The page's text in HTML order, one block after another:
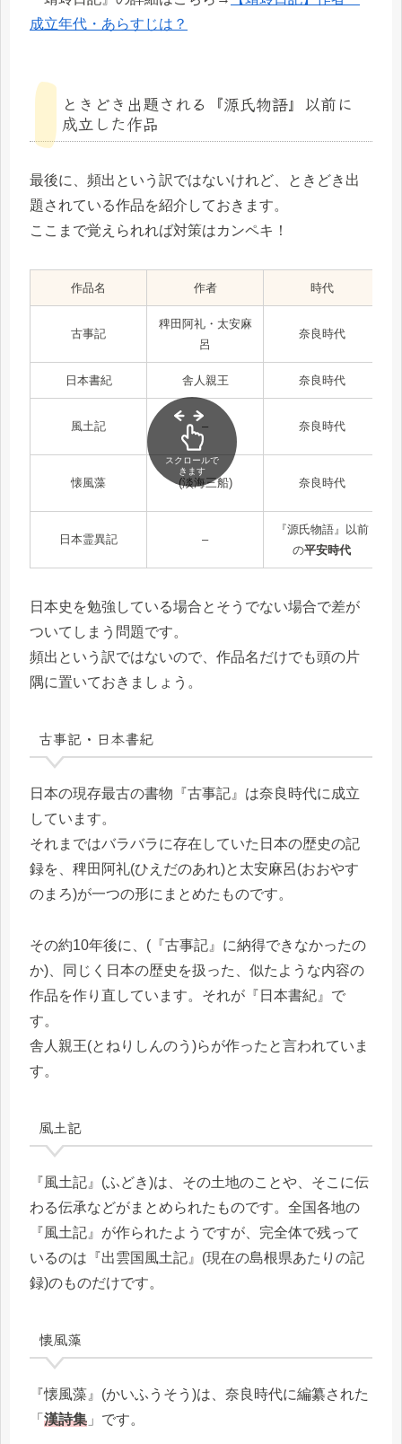
成立年代・あらすじは？
ときどき出題される『源氏物語』以前に
成立した作品
最後に、頻出という訳ではないけれど、ときどき出
題されている作品を紹介しておきます。
ここまで覚えられれば対策はカンペキ！
作品名 作者 時代
古事記
稗田阿礼・太安麻
呂
奈良時代
日本書紀 舎人親王 奈良時代
風土記 – 奈良時代
懐風藻 (淡海三船) 奈良時代
日本霊異記 –
『源氏物語』以前
の平安時代
スクロールで
きます
日本史を勉強している場合とそうでない場合で差が
ついてしまう問題です。
頻出という訳ではないので、作品名だけでも頭の片
隅に置いておきましょう。
古事記・日本書紀
日本の現存最古の書物『古事記』は奈良時代に成立
しています。
それまではバラバラに存在していた日本の歴史の記
録を、稗田阿礼(ひえだのあれ)と太安麻呂(おおやす
のまろ)が一つの形にまとめたものです。
その約10年後に、(『古事記』に納得できなかったの
か)、同じく日本の歴史を扱った、似たような内容の
作品を作り直しています。それが『日本書紀』で
す。
舎人親王(とねりしんのう)らが作ったと言われていま
す。
風土記
『風土記』(ふどき)は、その土地のことや、そこに伝
わる伝承などがまとめられたものです。全国各地の
『風土記』が作られたようですが、完全体で残って
いるのは『出雲国風土記』(現在の島根県あたりの記
録)のものだけです。
懐風藻
『懐風藻』(かいふうそう)は、奈良時代に編纂された
「 漢詩集 」です。